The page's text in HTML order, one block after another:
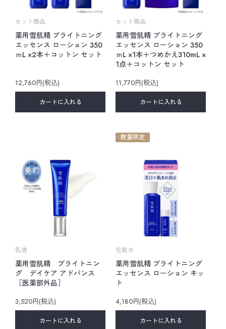
セット商品
薬用雪肌精 ブライトニング
エッセンス ローション 350
ｍL ×2本＋コットン セット
12,760円(税込)
カートに入れる
セット商品
薬用雪肌精 ブライトニング
エッセンス ローション 350
ｍL ×1本＋つめかえ310mL ×
1点＋コットン セット
11,770円(税込)
カートに入れる
乳液
薬用雪肌精 ブライトニン
グ デイケア アドバンス
［医薬部外品］
3,520円(税込)
カートに入れる
数量限定
化粧水
薬用雪肌精 ブライトニング
エッセンス ローション キッ
ト
4,180円(税込)
カートに入れる